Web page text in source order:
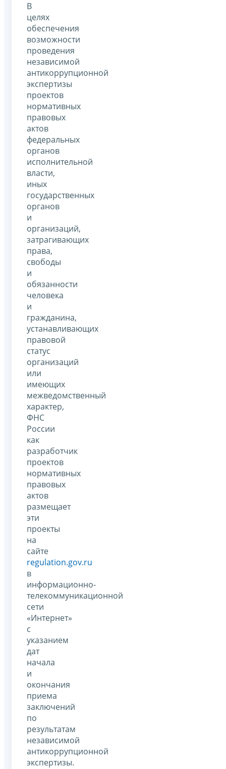
В
целях
обеспечения
возможности
проведения
независимой
антикоррупционной
экспертизы
проектов
нормативных
правовых
актов
федеральных
органов
исполнительной
власти,
иных
государственных
органов
и
организаций,
затрагивающих
права,
свободы
и
обязанности
человека
и
гражданина,
устанавливающих
правовой
статус
организаций
или
имеющих
межведомственный
характер,
ФНС
России
как
разработчик
проектов
нормативных
правовых
актов
размещает
эти
проекты
на
сайте
regulation.gov.ru
в
информационно-
телекоммуникационной
сети
«Интернет»
с
указанием
дат
начала
и
окончания
приема
заключений
по
результатам
независимой
антикоррупционной
экспертизы.